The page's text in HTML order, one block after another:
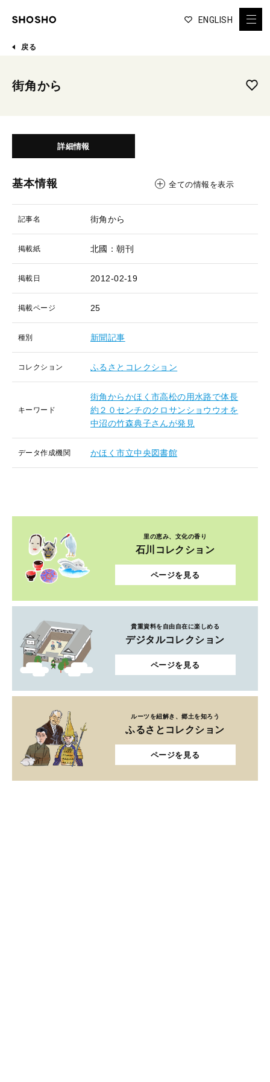
ENGLISH
戻る
街角から
詳細情報
基本情報 全ての情報を表示
記事名 街角から
掲載紙 北國：朝刊
掲載日 2012-02-19
掲載ページ 25
種別 新聞記事
コレクション ふるさとコレクション
キーワード
街角からかほく市高松の用水路で体長
約２０センチのクロサンショウウオを
中沼の竹森典子さんが発見
データ作成機関 かほく市立中央図書館
里の恵み、文化の香り
石川コレクション
ページを見る
貴重資料を自由自在に楽しめる
デジタルコレクション
ページを見る
ルーツを紐解き、郷土を知ろう
ふるさとコレクション
ページを見る